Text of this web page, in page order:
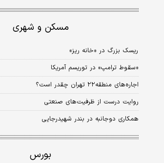
مسکن و شهری
ریسک بزرگ در «خانه ریز»
«سقوط ترامپ» در توریسم آمریکا
اجاره‌های منطقه۲۲ تهران چقدر است؟
روایت درست از ظرفیت‌های صنعتی
همکاری دوجانبه در بندر شهیدرجایی
بورس